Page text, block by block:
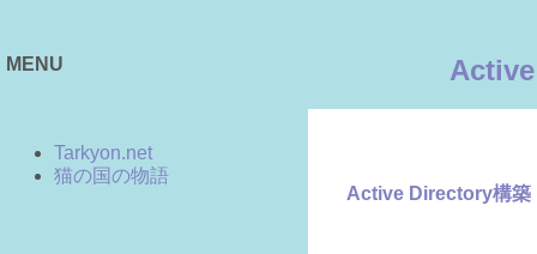
Active Directory構築
MENU
Tarkyon.net
猫の国の物語